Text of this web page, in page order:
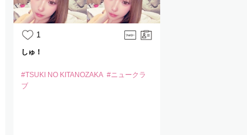
1
しゅ！
#TSUKI NO KITANOZAKA #ニュークラ
ブ